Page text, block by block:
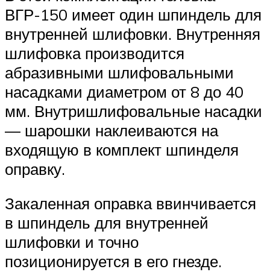
ВГР-150 имеет один шпиндель для
внутренней шлифовки. Внутренняя
шлифовка производится
абразивными шлифовальными
насадками диаметром от 8 до 40
мм. Внутришлифовальные насадки
— шарошки наклеиваются на
входящую в комплект шпинделя
оправку.
Закаленная оправка ввинчивается
в шпиндель для внутренней
шлифовки и точно
позиционируется в его гнезде.